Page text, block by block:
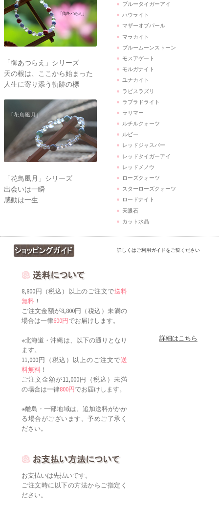
「御あつらえ」シリーズ
天の根は、ここから始まった
人生に寄り添う軌跡の標
「花鳥風月」シリーズ
出会いは一瞬
感動は一生
ブルータイガーアイ
ハウライト
マザーオブパール
マラカイト
ブルームーンストーン
モスアゲート
モルガナイト
ユナカイト
ラピスラズリ
ラブラドライト
ラリマー
ルチルクォーツ
ルビー
レッドジャスパー
レッドタイガーアイ
レッドメノウ
ローズクォーツ
スターローズクォーツ
ロードナイト
天眼石
カット水晶
詳しくはご利用ガイドをご覧ください
8,800円（税込）以上のご注文で送料
無料 ！
ご注文金額が8,800円（税込）未満の
場合は一律600円でお届けします。
※北海道・沖縄は、以下の通りとなり
ます。
11,000円（税込）以上のご注文で送
料無料 ！
ご注文金額が11,000円（税込）未満
の場合は一律800円でお届けします。
※離島・一部地域は、追加送料がかか
る場合がございます。予めご了承く
ださい。
詳細はこちら
お支払いは先払いです。
ご注文時に以下の方法からご指定く
ださい。